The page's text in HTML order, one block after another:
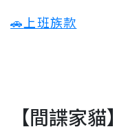
🚗 上班族款
【間諜家貓】